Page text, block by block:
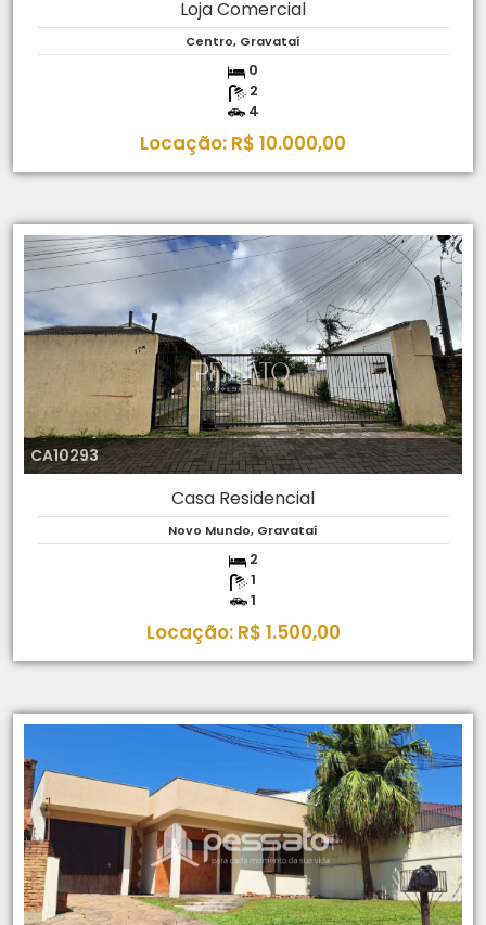
Loja Comercial
Centro, Gravataí
0
2
4
Locação: R$ 10.000,00
CA10293
Casa Residencial
Novo Mundo, Gravataí
2
1
1
Locação: R$ 1.500,00